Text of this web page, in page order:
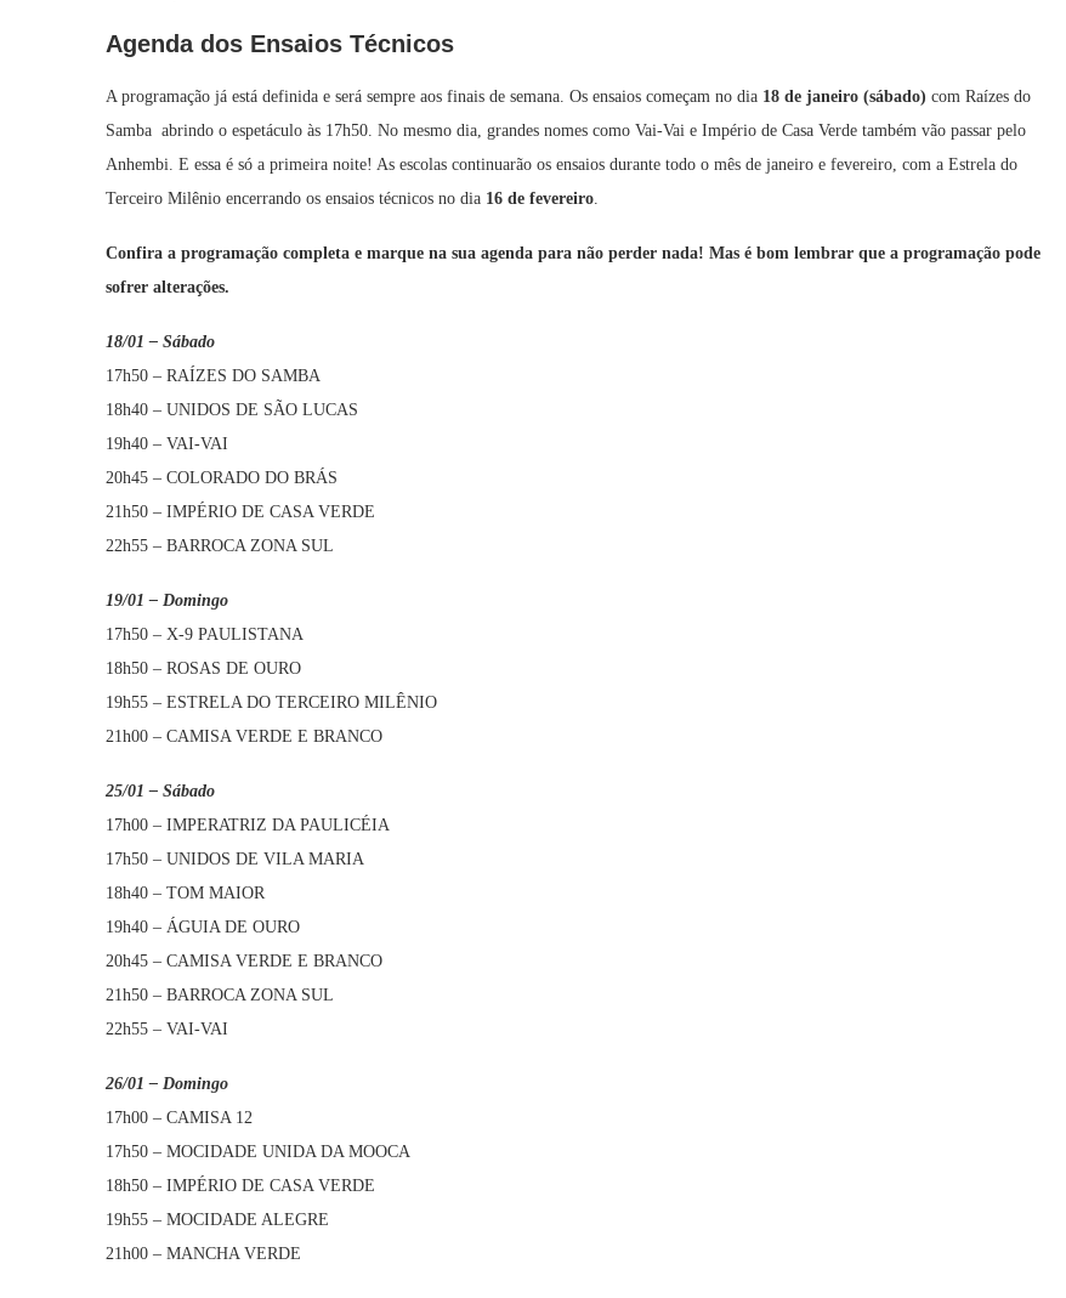
Agenda dos Ensaios Técnicos
A programação já está definida e será sempre aos finais de semana. Os ensaios começam no dia 18 de janeiro (sábado) com Raízes do
Samba abrindo o espetáculo às 17h50. No mesmo dia, grandes nomes como Vai-Vai e Império de Casa Verde também vão passar pelo
Anhembi. E essa é só a primeira noite! As escolas continuarão os ensaios durante todo o mês de janeiro e fevereiro, com a Estrela do
Terceiro Milênio encerrando os ensaios técnicos no dia 16 de fevereiro.
Confira a programação completa e marque na sua agenda para não perder nada! Mas é bom lembrar que a programação pode
sofrer alterações.
18/01 – Sábado
17h50 – RAÍZES DO SAMBA
18h40 – UNIDOS DE SÃO LUCAS
19h40 – VAI-VAI
20h45 – COLORADO DO BRÁS
21h50 – IMPÉRIO DE CASA VERDE
22h55 – BARROCA ZONA SUL
19/01 – Domingo
17h50 – X-9 PAULISTANA
18h50 – ROSAS DE OURO
19h55 – ESTRELA DO TERCEIRO MILÊNIO
21h00 – CAMISA VERDE E BRANCO
25/01 – Sábado
17h00 – IMPERATRIZ DA PAULICÉIA
17h50 – UNIDOS DE VILA MARIA
18h40 – TOM MAIOR
19h40 – ÁGUIA DE OURO
20h45 – CAMISA VERDE E BRANCO
21h50 – BARROCA ZONA SUL
22h55 – VAI-VAI
26/01 – Domingo
17h00 – CAMISA 12
17h50 – MOCIDADE UNIDA DA MOOCA
18h50 – IMPÉRIO DE CASA VERDE
19h55 – MOCIDADE ALEGRE
21h00 – MANCHA VERDE